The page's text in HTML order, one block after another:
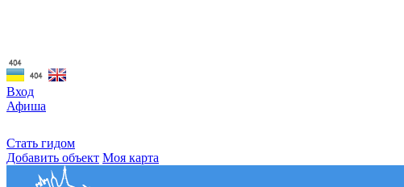
Вход
Афиша
Стать гидом
Добавить объект Моя карта